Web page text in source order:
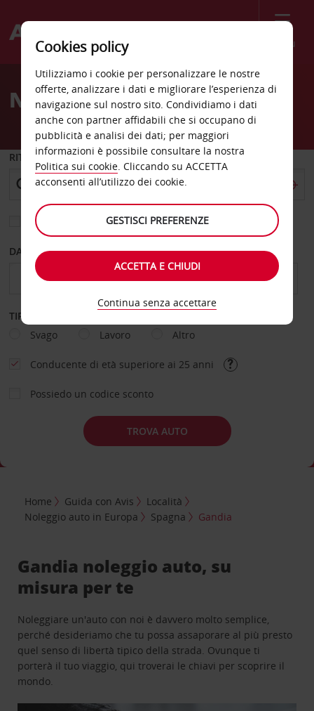
Menù
Welcome
AvisNoleggio auto Gandia
RITIRO DA
Scegli una località di riconsegna diversa
DAL GIORNO AL GIORNO
TIPOLOGIA DI NOLEGGIO
Svago
Lavoro Altro
Conducente di età superiore ai 25 anni
Possiedo un codice sconto
TROVA AUTO
Home Guida con Avis
Località
Noleggio auto in Europa
Spagna Gandia
Gandia noleggio auto, su
misura per te
Noleggiare un'auto con noi è davvero molto semplice,
perché desideriamo che tu possa assaporare al più presto
quel senso di libertà tipico della strada. Ovunque ti
porterà il tuo viaggio, qui troverai le chiavi per scoprire il
mondo.
Cookies policy
Utilizziamo i cookie per personalizzare le nostre
offerte, analizzare i dati e migliorare l’esperienza di
navigazione sul nostro sito. Condividiamo i dati
anche con partner affidabili che si occupano di
pubblicità e analisi dei dati; per maggiori
informazioni è possibile consultare la nostra
Politica sui cookie. Cliccando su ACCETTA
acconsenti all’utilizzo dei cookie.
GESTISCI PREFERENZE
ACCETTA E CHIUDI
Continua senza accettare